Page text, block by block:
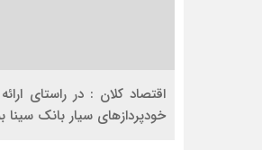
اقتصاد کلان : در راستای
خودپرداز‌های سیار بانک